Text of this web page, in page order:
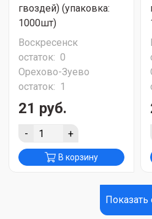
гвоздей) (упаковка:
1000шт)
Воскресенск
остаток: 0
Орехово-Зуево
остаток: 1
21 руб.
- +
В корзину